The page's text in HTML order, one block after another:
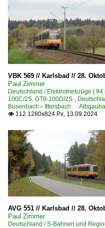
VBK 569 // Karlsbad // 28.
Paul Zimmer
Deutschland / Elektrotriebzüge |
100C/2S, GT8-100D/2S·
Busenbach – Ittersbach
 112 1280x824 Px, 13.09.2024
AVG 551 // Karlsbad // 28.
Paul Zimmer
Deutschland / S-Bahnen und